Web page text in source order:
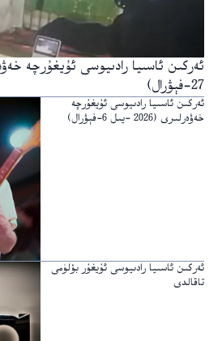
27-فېۋرال)
ئەركىن ئاسىيا رادىيوسى ئۇيغۇرچە
خەۋەرلىرى (2026 -يىل 6-فېۋرال)
ئەركىن ئاسىيا رادىيوسى ئۇيغۇر بۆلۈمى
تاقالدى